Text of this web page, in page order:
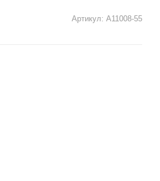
Артикул: А11008-55